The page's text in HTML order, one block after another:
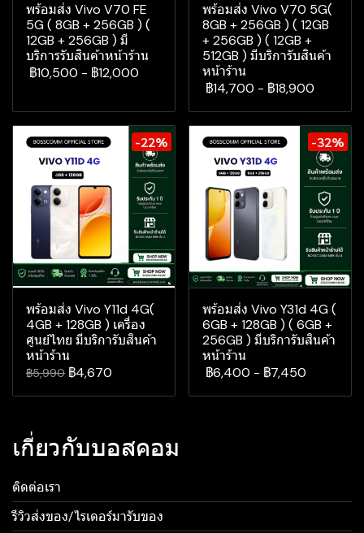
พร้อมส่ง Vivo V70 FE
5G ( 8GB + 256GB ) (
12GB + 256GB ) มี
บริการรับสินค้าหน้าร้าน
฿10,500 - ฿12,000
พร้อมส่ง Vivo V70 5G(
8GB + 256GB ) ( 12GB
+ 256GB ) ( 12GB +
512GB ) มีบริการับสินค้า
หน้าร้าน
฿14,700 - ฿18,900
-22%
พร้อมส่ง Vivo Y11d 4G(
4GB + 128GB ) เครื่อง
ศูนย์ไทย มีบริการับสินค้า
หน้าร้าน
฿5,990 ฿4,670
-32%
พร้อมส่ง Vivo Y31d 4G (
6GB + 128GB ) ( 6GB +
256GB ) มีบริการับสินค้า
หน้าร้าน
฿6,400 - ฿7,450
เกี่ยวกับบอสคอม
ติดต่อเรา
รีวิวส่งของ/ไรเดอร์มารับของ